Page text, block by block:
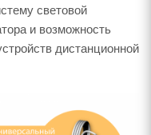
световой
и возможность
дистанционной